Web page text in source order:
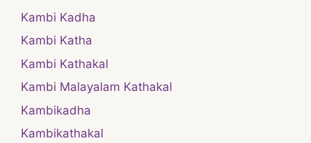
Kambi Kadha
Kambi Katha
Kambi Kathakal
Kambi Malayalam Kathakal
Kambikadha
Kambikathakal